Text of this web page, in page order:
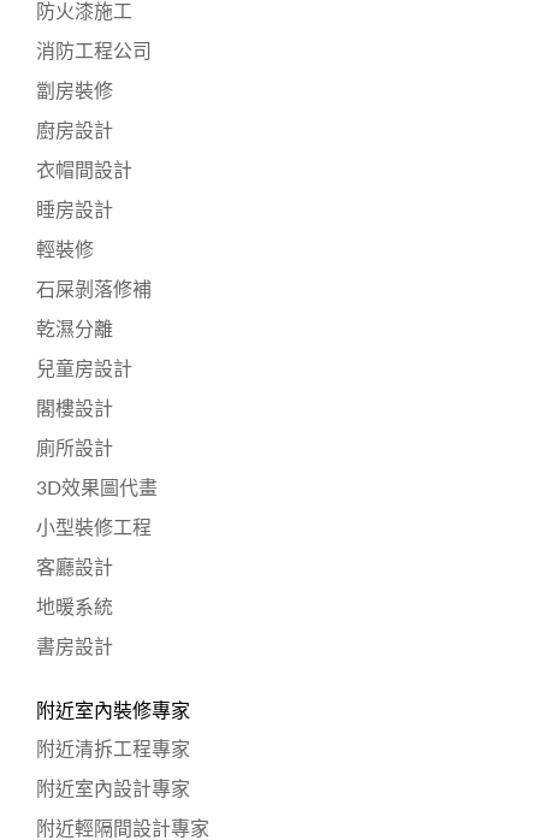
防火漆施工
消防工程公司
劏房裝修
廚房設計
衣帽間設計
睡房設計
輕裝修
石屎剝落修補
乾濕分離
兒童房設計
閣樓設計
廁所設計
3D效果圖代畫
小型裝修工程
客廳設計
地暖系統
書房設計
附近室內裝修專家
附近清拆工程專家
附近室內設計專家
附近輕隔間設計專家